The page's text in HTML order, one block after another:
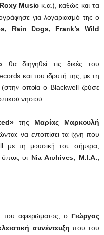
Musicκ.α.), καθώς και τα
για λογαριασμό της ο
Rain Dogs, Frank’s Wild
θα διηγηθεί τις δικές του
και του ιδρυτή της, με τη
οποία ο Blackwell ζούσε
νησιού.
της Μαρίας Μαρκουλή
να εντοπίσει τα ίχνη που
με τη μουσική του σήμερα,
όπως οι Nia Archives, M.I.A.,
του αφιερώματος, ο Γιώργος
συνέντευξη που του